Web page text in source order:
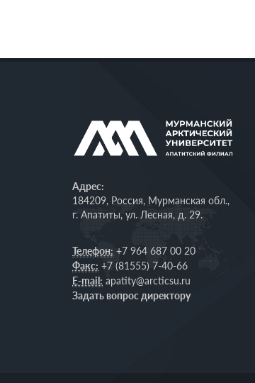
Адрес:
184209, Россия, Мурманская обл.,
г. Апатиты, ул. Лесная, д. 29.
Телефон: +7 964 687 00 20
Факс: +7 (81555) 7-40-66
E-mail: apatity@arcticsu.ru
Задать вопрос директору